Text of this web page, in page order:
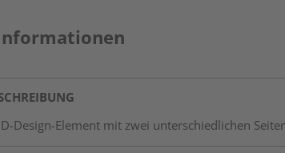
Design-Element mit zwei unterschiedlichen